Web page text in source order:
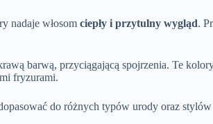
nadaje włosom ciepły i przytulny wygląd.
barwą, przyciągającą spojrzenia. Te
fryzurami.
do różnych typów urody oraz